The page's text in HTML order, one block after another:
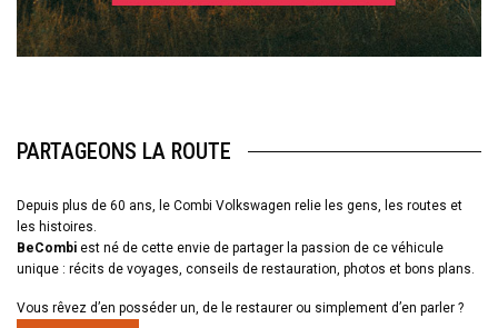
PARTAGEONS LA ROUTE
Depuis plus de 60 ans, le Combi Volkswagen relie les gens, les routes et
les histoires.
BeCombi est né de cette envie de partager la passion de ce véhicule
unique : récits de voyages, conseils de restauration, photos et bons plans.
Vous rêvez d’en posséder un, de le restaurer ou simplement d’en parler ?